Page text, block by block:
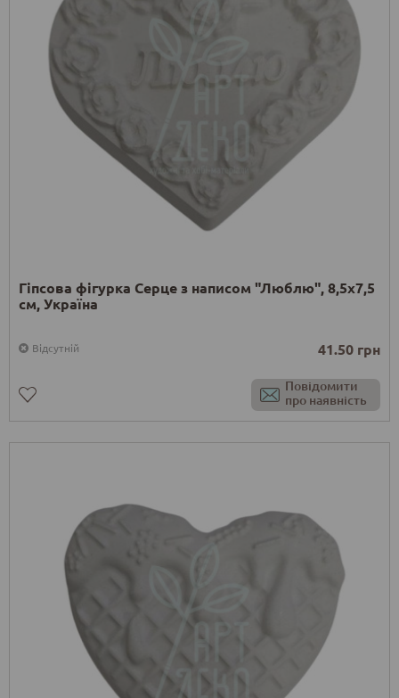
Гіпсова фігурка Серце з написом "Люблю", 8,5х7,5
см, Україна
Відсутній 41.50 грн
Повідомити
про наявність